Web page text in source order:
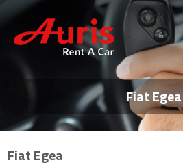
Fiat Egea
Fiat Egea